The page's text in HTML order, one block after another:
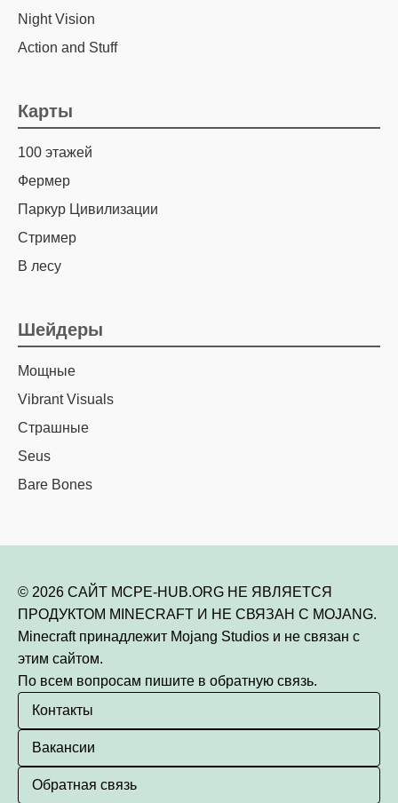
Night Vision
Action and Stuff
Карты
100 этажей
Фермер
Паркур Цивилизации
Стример
В лесу
Шейдеры
Мощные
Vibrant Visuals
Страшные
Seus
Bare Bones
© 2026 САЙТ MCPE-HUB.ORG НЕ ЯВЛЯЕТСЯ
ПРОДУКТОМ MINECRAFT И НЕ СВЯЗАН С MOJANG.
Minecraft принадлежит Mojang Studios и не связан с
этим сайтом.
По всем вопросам пишите в обратную связь.
Контакты
Вакансии
Обратная связь